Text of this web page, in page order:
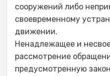
сооружений либо
своевременному
движении.
Ненадлежащее и
рассмотрение
предусмотренную